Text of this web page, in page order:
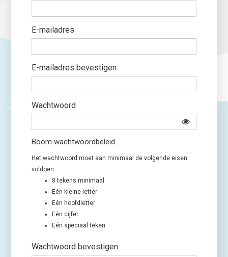
E-mailadres
E-mailadres bevestigen
Wachtwoord
Boom wachtwoordbeleid
Het wachtwoord moet aan minimaal de volgende eisen
voldoen:
8 tekens minimaal
Eén kleine letter
Eén hoofdletter
Eén cijfer
Eén speciaal teken
Wachtwoord bevestigen